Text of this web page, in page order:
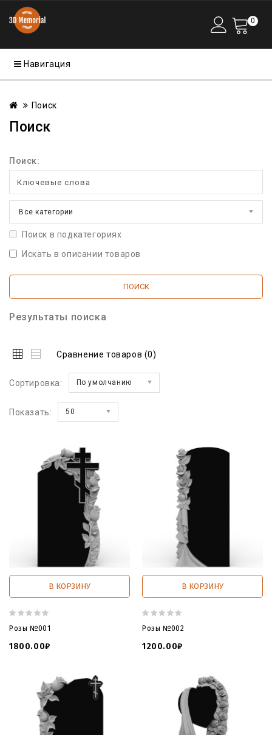
0
Навигация
Поиск
Поиск
Поиск:
Все категории
Поиск в подкатегориях
Искать в описании товаров
Результаты поиска
Сравнение товаров (0)
Сортировка: По умолчанию
Показать: 50
В КОРЗИНУ
Розы №001
1800.00₽
В КОРЗИНУ
Розы №002
1200.00₽